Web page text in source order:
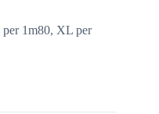
1m80, XL per